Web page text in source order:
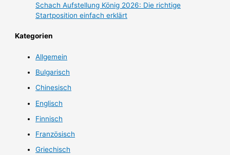
Schach Aufstellung König 2026: Die richtige
Startposition einfach erklärt
Kategorien
Allgemein
Bulgarisch
Chinesisch
Englisch
Finnisch
Französisch
Griechisch